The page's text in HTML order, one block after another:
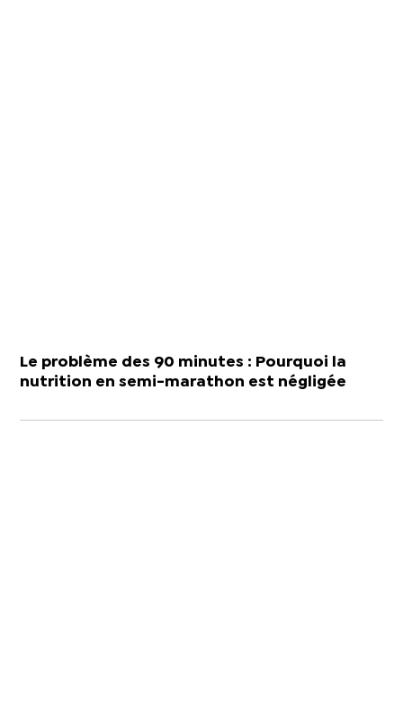
Le problème des 90 minutes : Pourquoi la
nutrition en semi-marathon est négligée